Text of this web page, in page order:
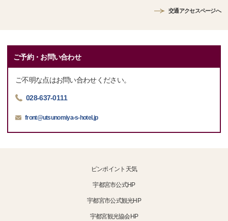
交通アクセスページへ
ご予約・お問い合わせ
ご不明な点はお問い合わせください。
028-637-0111
front@utsunomiya-s-hotel.jp
ピンポイント天気
宇都宮市公式HP
宇都宮市公式観光HP
宇都宮観光協会HP